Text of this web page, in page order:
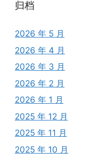
归档
2026 年 5 月
2026 年 4 月
2026 年 3 月
2026 年 2 月
2026 年 1 月
2025 年 12 月
2025 年 11 月
2025 年 10 月